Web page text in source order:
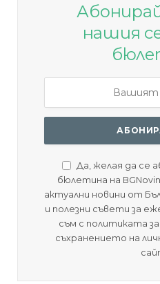
нашия
Да, желая да се
бюлетина на
актуални новини от
и полезни съвети за
съм с политиката
съхранението на